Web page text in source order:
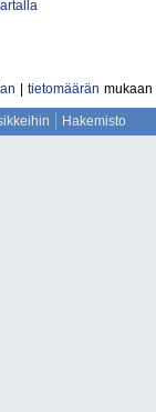
tietomäärän mukaan
Hakemisto